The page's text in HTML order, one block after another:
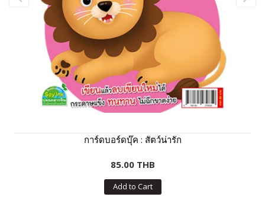
การ์ดบอร์ดบุ๊ค : สัตว์น่ารัก
85.00 THB
Add to Cart